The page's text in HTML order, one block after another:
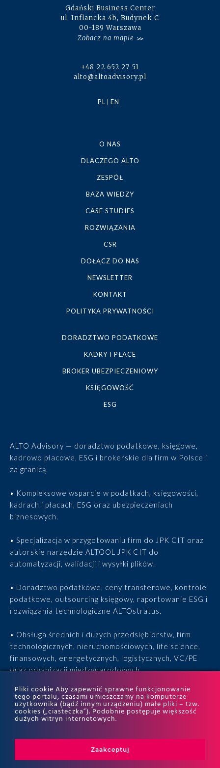
Gdański Business Center
ul. Inflancka 4b, Budynek C
00-189 Warszawa
Zobacz na mapie
+48 22 652 27 51
alto@altoadvisory.pl
PL EN
O NAS
DLACZEGO ALTO
ZESPÓŁ
BAZA WIEDZY
CASE STUDIES
ROZWIĄZANIA
CSR
DOŁĄCZ DO NAS
NEWSLETTER
KONTAKT
POLITYKA PRYWATNOŚCI
DORADZTWO PODATKOWE
KADRY I PŁACE
BROKER UBEZPIECZENIOWY
KSIĘGOWOŚĆ
ESG
ALTO Advisory — doradztwo podatkowe, księgowe,
kadrowo płacowe, ESG i brokerskie dla firm w Polsce i
za granicą.
• Kompleksowe wsparcie w podatkach, księgowości,
kadrach i płacach, ESG oraz ubezpieczeniach
biznesowych.
• Specjalizacja w przygotowaniu firm do JPK CIT oraz
autorskie narzędzie ALTOOL JPK CIT do
automatyzacji, walidacji i wysyłki plików.
• Doradztwo podatkowe, ceny transferowe, kontrole
podatkowe, outsourcing księgowy, raportowanie ESG i
rozwiązania technologiczne ALTOstratus.
• Obsługa średnich i dużych przedsiębiorstw, firm
technologicznych, nieruchomościowych, life science,
finansowych, energetycznych, logistycznych, VC/PE
oraz organizacji międzynarodowych.
• 15 lat doświadczenia, 170 ekspertów, tysiące
zrealizowanych projektów i wyróżnienia w rankingach
ITR World Tax i ITR World TP.
Pliki cookie Aby zapewnić sprawne funkcjonowanie
tego portalu, czasami umieszczamy na komputerze
użytkownika (bądź innym urządzeniu) małe pliki – tzw.
cookies („ciasteczka”). Podobnie postępuje większość
dużych witryn internetowych.
Zaakceptuj